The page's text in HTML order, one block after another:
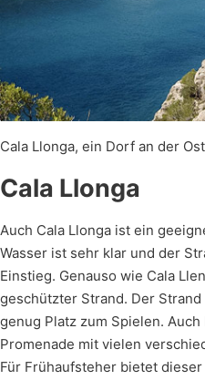
Cala Llonga, ein Dorf an der
Cala Llonga
Auch Cala Llonga ist ein
Wasser ist sehr klar und der
Einstieg. Genauso wie Cala
geschützter Strand. Der
genug Platz zum Spielen.
Promenade mit vielen
Für Frühaufsteher bietet